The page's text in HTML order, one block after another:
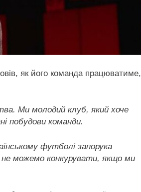
як його команда працюватиме,
Ми молодий клуб, який хоче
побудови команди.
футболі запорука
не можемо конкурувати, якщо ми